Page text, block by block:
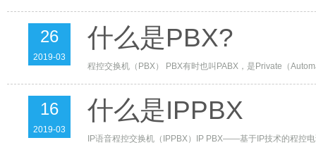
26
2019-03
什么是PBX?
程控交换机（PBX） PBX有时也叫PABX，
16
2019-03
什么是IPPBX
IP语音程控交换机（IPPBX）IP PBX——基于IP技术的程控